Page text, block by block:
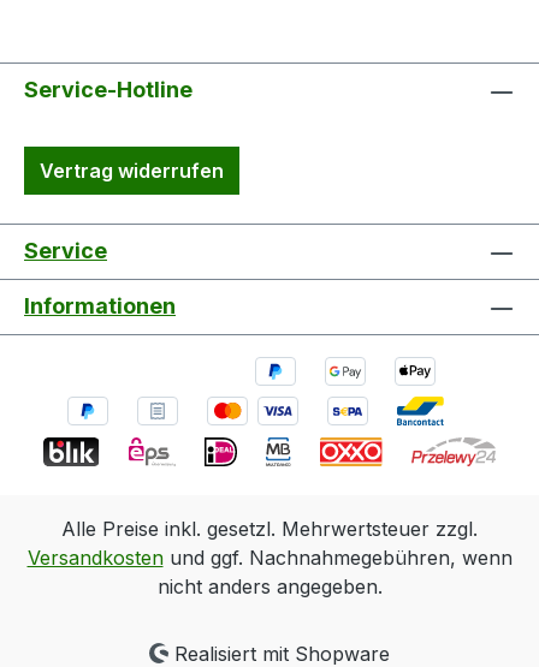
Service-Hotline
Vertrag widerrufen
Service
Informationen
Alle Preise inkl. gesetzl. Mehrwertsteuer zzgl.
Versandkostenund ggf. Nachnahmegebühren, wenn
nicht anders angegeben.
Realisiert mit Shopware